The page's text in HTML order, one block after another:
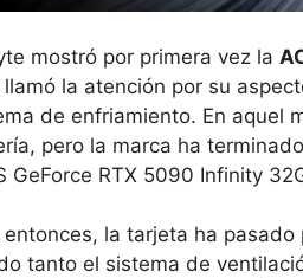
mostró por primera vez la
la atención por su
de enfriamiento. En aquel
pero la marca ha
GeForce RTX 5090 Infinity
entonces, la tarjeta ha
tanto el sistema de